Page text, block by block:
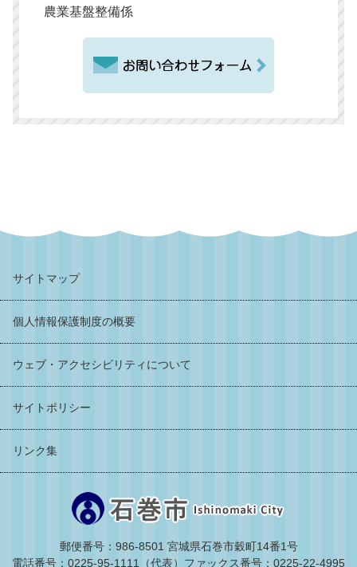
農業基盤整備係
サイトマップ
個人情報保護制度の概要
ウェブ・アクセシビリティについて
サイトポリシー
リンク集
郵便番号：986-8501 宮城県石巻市穀町14番1号
電話番号：0225-95-1111（代表） ファックス番号：0225-22-4995